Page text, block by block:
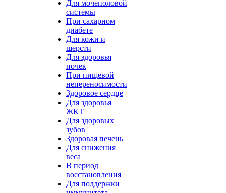
Для мочеполовой
системы
При сахарном
диабете
Для кожи и
шерсти
Для здоровья
почек
При пищевой
непереносимости
Здоровое сердце
Для здоровья
ЖКТ
Для здоровых
зубов
Здоровая печень
Для снижения
веса
В период
восстановления
Для поддержки